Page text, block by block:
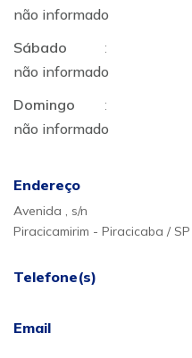
não informado
Sábado
:
não informado
Domingo
:
não informado
Endereço
Avenida , s/n
Piracicamirim - Piracicaba / SP
Telefone(s)
Email